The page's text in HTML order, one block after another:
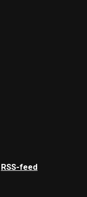
RSS-feed